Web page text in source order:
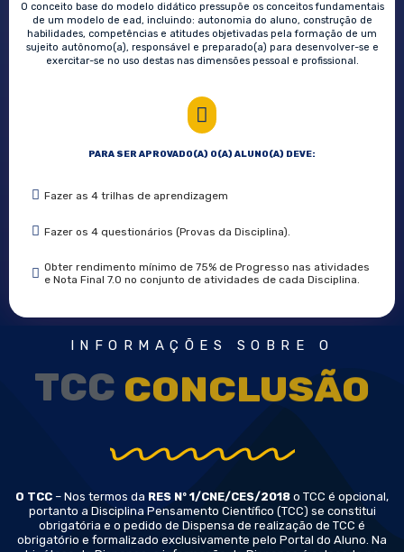
O conceito base do modelo didático pressupõe os conceitos fundamentais
de um modelo de ead, incluindo: autonomia do aluno, construção de
habilidades, competências e atitudes objetivadas pela formação de um
sujeito autônomo(a), responsável e preparado(a) para desenvolver-se e
exercitar-se no uso destas nas dimensões pessoal e profissional.
PARA SER APROVADO(A) O(A) ALUNO(A) DEVE:
Fazer as 4 trilhas de aprendizagem
Fazer os 4 questionários (Provas da Disciplina).
Obter rendimento mínimo de 75% de Progresso nas atividades
e Nota Final 7.0 no conjunto de atividades de cada Disciplina.
INFORMAÇÕES SOBRE O
TCCDE
O TCC – Nos termos da RES Nº 1/CNE/CES/2018 o TCC é opcional,
portanto a Disciplina Pensamento Científico (TCC) se constitui
obrigatória e o pedido de Dispensa de realização de TCC é
obrigatório e formalizado exclusivamente pelo Portal do Aluno. Na